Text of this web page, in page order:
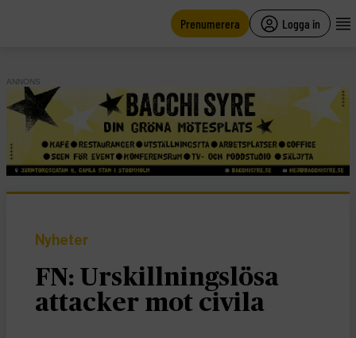
Prenumerera Logga in
ANNONS
Nyheter
FN: Urskillningslösa
attacker mot civila